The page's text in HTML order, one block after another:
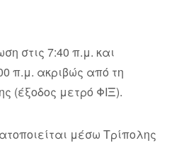
στις 7:40 π.μ. και
π.μ. ακριβώς από τη
(έξοδος μετρό ΦΙΞ).
μέσω Τρίπολης